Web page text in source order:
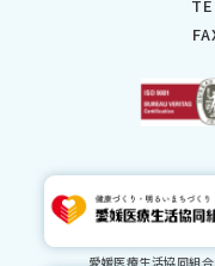
愛媛医療生活協同組合